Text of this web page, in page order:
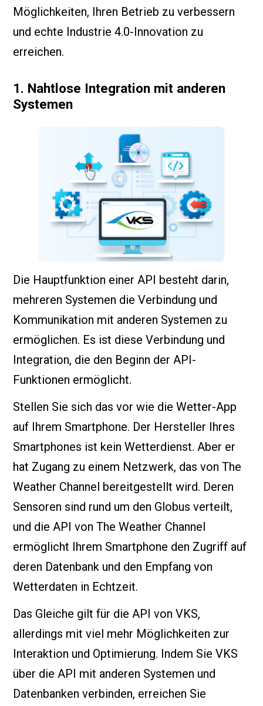
Möglichkeiten, Ihren Betrieb zu verbessern
und echte Industrie 4.0-Innovation zu
erreichen.
1. Nahtlose Integration mit anderen
Systemen
Die Hauptfunktion einer API besteht darin,
mehreren Systemen die Verbindung und
Kommunikation mit anderen Systemen zu
ermöglichen. Es ist diese Verbindung und
Integration, die den Beginn der API-
Funktionen ermöglicht.
Stellen Sie sich das vor wie die Wetter-App
auf Ihrem Smartphone. Der Hersteller Ihres
Smartphones ist kein Wetterdienst. Aber er
hat Zugang zu einem Netzwerk, das von The
Weather Channel bereitgestellt wird. Deren
Sensoren sind rund um den Globus verteilt,
und die API von The Weather Channel
ermöglicht Ihrem Smartphone den Zugriff auf
deren Datenbank und den Empfang von
Wetterdaten in Echtzeit.
Das Gleiche gilt für die API von VKS,
allerdings mit viel mehr Möglichkeiten zur
Interaktion und Optimierung. Indem Sie VKS
über die API mit anderen Systemen und
Datenbanken verbinden, erreichen Sie